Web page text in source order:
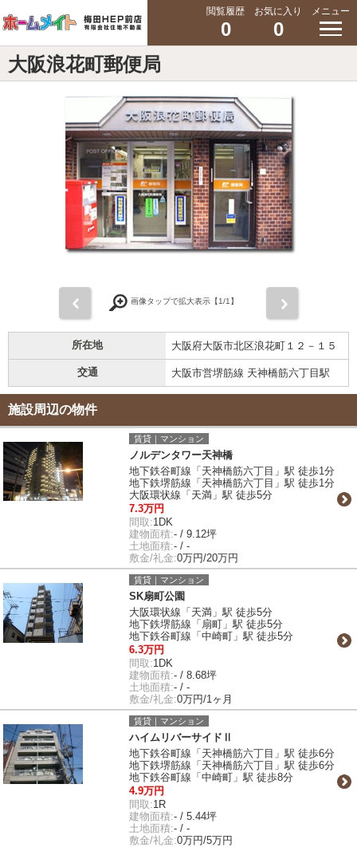
閲覧履歴
0
お気に入り
0
メニュー
大阪浪花町郵便局
画像タップで拡大表示【1/1】
所在地 大阪府大阪市北区浪花町１２－１５
交通 大阪市営堺筋線 天神橋筋六丁目駅
施設周辺の物件
賃貸｜マンション
ノルデンタワー天神橋
地下鉄谷町線「天神橋筋六丁目」駅 徒歩1分
地下鉄堺筋線「天神橋筋六丁目」駅 徒歩1分
大阪環状線「天満」駅 徒歩5分
7.3万円
間取:1DK
建物面積:- / 9.12坪
土地面積:- / -
敷金/礼金:0万円/20万円
賃貸｜マンション
SK扇町公園
大阪環状線「天満」駅 徒歩5分
地下鉄堺筋線「扇町」駅 徒歩5分
地下鉄谷町線「中崎町」駅 徒歩5分
6.3万円
間取:1DK
建物面積:- / 8.68坪
土地面積:- / -
敷金/礼金:0万円/1ヶ月
賃貸｜マンション
ハイムリバーサイドⅡ
地下鉄谷町線「天神橋筋六丁目」駅 徒歩6分
地下鉄堺筋線「天神橋筋六丁目」駅 徒歩6分
地下鉄谷町線「中崎町」駅 徒歩8分
4.9万円
間取:1R
建物面積:- / 5.44坪
土地面積:- / -
敷金/礼金:0万円/5万円